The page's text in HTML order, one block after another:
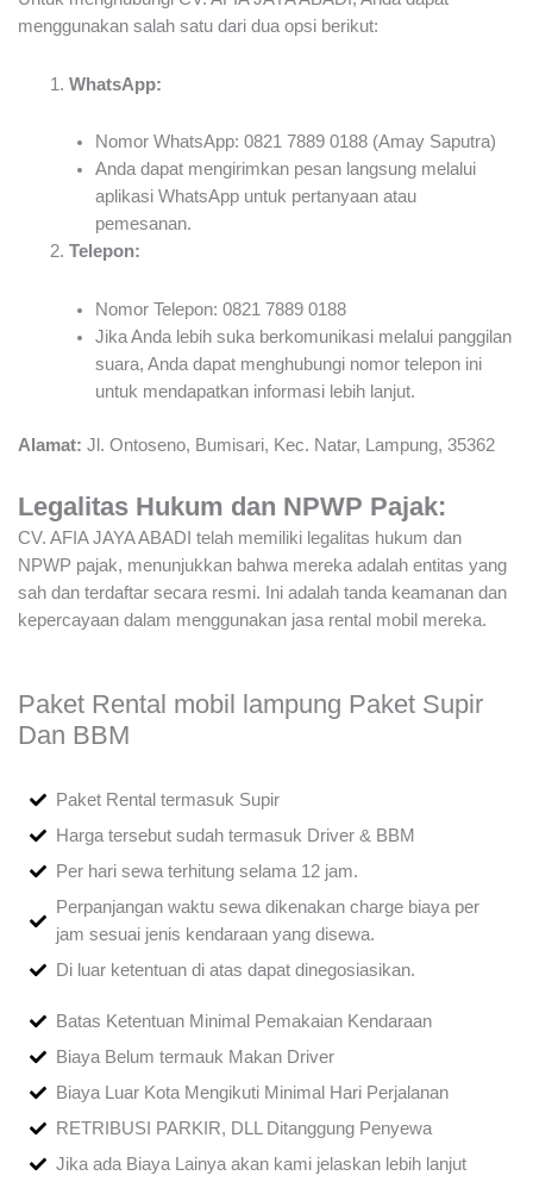
menggunakan salah satu dari dua opsi berikut:
WhatsApp:
Nomor WhatsApp: 0821 7889 0188 (Amay Saputra)
Anda dapat mengirimkan pesan langsung melalui
aplikasi WhatsApp untuk pertanyaan atau
pemesanan.
Telepon:
Nomor Telepon: 0821 7889 0188
Jika Anda lebih suka berkomunikasi melalui panggilan
suara, Anda dapat menghubungi nomor telepon ini
untuk mendapatkan informasi lebih lanjut.
Alamat: Jl. Ontoseno, Bumisari, Kec. Natar, Lampung, 35362
Legalitas Hukum dan NPWP Pajak:
CV. AFIA JAYA ABADI telah memiliki legalitas hukum dan
NPWP pajak, menunjukkan bahwa mereka adalah entitas yang
sah dan terdaftar secara resmi. Ini adalah tanda keamanan dan
kepercayaan dalam menggunakan jasa rental mobil mereka.
Paket Rental mobil lampung Paket Supir
Dan BBM
Paket Rental termasuk Supir
Harga tersebut sudah termasuk Driver & BBM
Per hari sewa terhitung selama 12 jam.
Perpanjangan waktu sewa dikenakan charge biaya per
jam sesuai jenis kendaraan yang disewa.
Di luar ketentuan di atas dapat dinegosiasikan.
Batas Ketentuan Minimal Pemakaian Kendaraan
Biaya Belum termauk Makan Driver
Biaya Luar Kota Mengikuti Minimal Hari Perjalanan
RETRIBUSI PARKIR, DLL Ditanggung Penyewa
Jika ada Biaya Lainya akan kami jelaskan lebih lanjut